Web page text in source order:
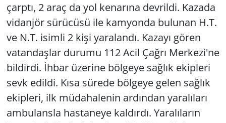
çarptı, 2 araç da yol kenarına devrildi. Kazada
vidanjör sürücüsü ile kamyonda bulunan H.T.
ve N.T. isimli 2 kişi yaralandı. Kazayı gören
vatandaşlar durumu 112 Acil Çağrı Merkezi'ne
bildirdi. İhbar üzerine bölgeye sağlık ekipleri
sevk edildi. Kısa sürede bölgeye gelen sağlık
ekipleri, ilk müdahalenin ardından yaralıları
ambulansla hastaneye kaldırdı. Yaralıların
SPOR
Yerel